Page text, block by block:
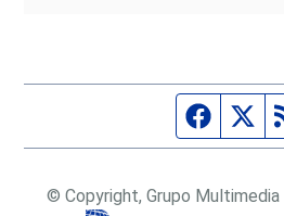
Página
© Copyright, Grupo Multimedia